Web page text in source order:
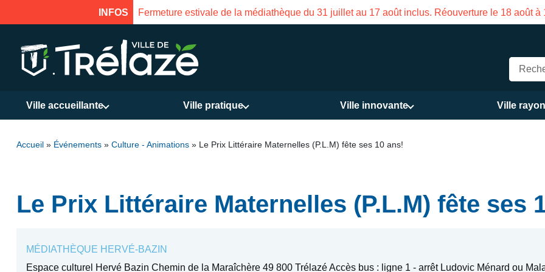
INFOS Fermeture estivale de la médiathèque du 31 juillet au 17 août inclus. Réouverture le 18 août à
Ville accueillante Ville pratique Ville innovante Ville
Accueil » Événements » Culture - Animations » Le Prix Littéraire Maternelles (P.L.M) fête ses 10 ans!
Le Prix Littéraire Maternelles (P.L.M) fête ses
MÉDIATHÈQUE HERVÉ-BAZIN
Espace culturel Hervé Bazin Chemin de la Maraîchère 49 800 Trélazé Accès bus : ligne 1 - arrêt Ludovic Ménard ou